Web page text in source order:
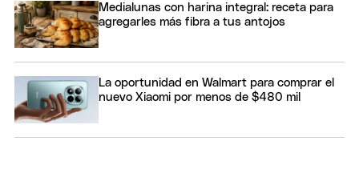
Medialunas con harina integral: receta para
agregarles más fibra a tus antojos
La oportunidad en Walmart para comprar el
nuevo Xiaomi por menos de $480 mil